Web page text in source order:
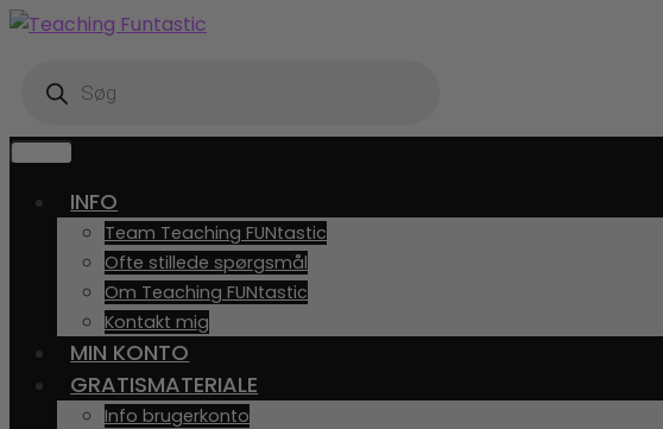
Spring
navigation
Spring
indhold
search
INFO
Team Teaching FUNtastic
Ofte stillede spørgsmål
Om Teaching FUNtastic
Kontakt mig
MIN KONTO
GRATISMATERIALE
Info brugerkonto